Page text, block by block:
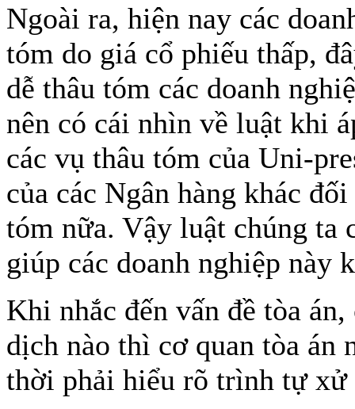
Ngoài ra, hiện nay các
tóm do giá cổ phiếu thấp,
dễ thâu tóm các doanh
nên có cái nhìn về luật khi
các vụ thâu tóm của Uni-
của các Ngân hàng khác
tóm nữa. Vậy luật chúng ta
giúp các doanh nghiệp này
Khi nhắc đến vấn đề tòa
dịch nào thì cơ quan tòa án
thời phải hiểu rõ trình tự xử